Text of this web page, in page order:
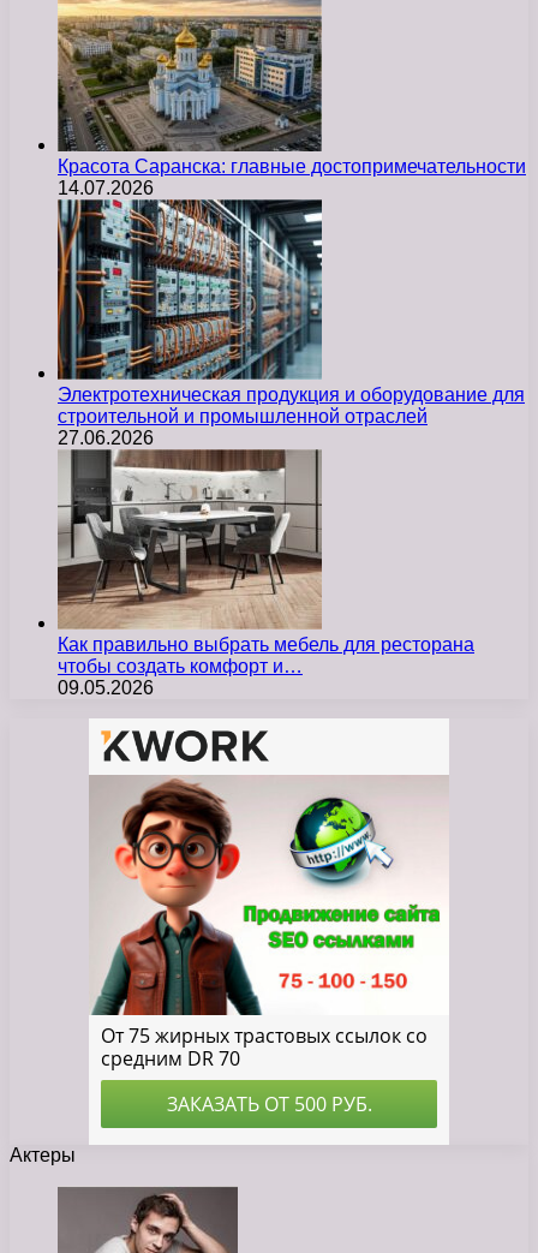
Красота Саранска: главные достопримечательности
14.07.2026
Электротехническая продукция и оборудование для
строительной и промышленной отраслей
27.06.2026
Как правильно выбрать мебель для ресторана
чтобы создать комфорт и…
09.05.2026
Актеры